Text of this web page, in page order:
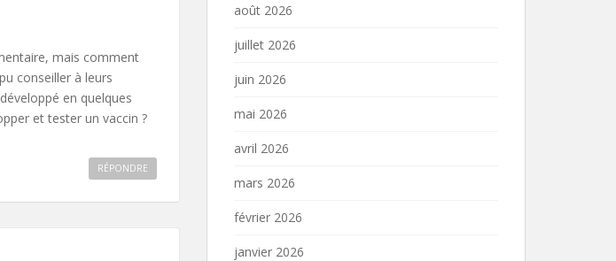
mais comment
conseiller à leurs
en quelques
et tester un vaccin ?
RÉPONDRE
août 2026
juillet 2026
juin 2026
mai 2026
avril 2026
mars 2026
février 2026
janvier 2026